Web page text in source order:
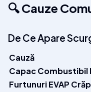
🔍 Cauze
De Ce Apare
Cauză
Capac Combustibil
Furtunuri EVAP